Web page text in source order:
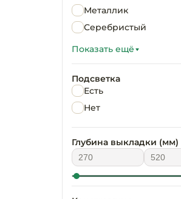
Металлик
Серебристый
Черный
Черный, серебристый
Показать ещё
Подсветка
Есть
Нет
Глубина выкладки (мм)